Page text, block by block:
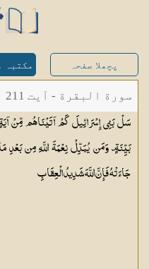
پچھلا صفحہ مکتبہ
سورة البقرة - آیت 211
سَلْ بَنِي إِسْرَائِيلَ كَمْ آتَيْنَاهُم مِّنْ
بَيِّنَةٍ ۗ وَمَن يُبَدِّلْ نِعْمَةَ اللَّهِ مِن بَعْدِ مَا
جَاءَتْهُ فَإِنَّ اللَّهَ شَدِيدُالْعِقَابِ